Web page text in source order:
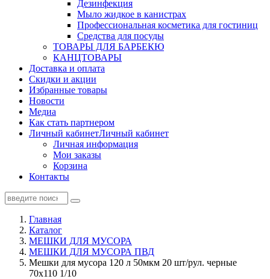
Дезинфекция
Мыло жидкое в канистрах
Профессиональная косметика для гостиниц
Средства для посуды
ТОВАРЫ ДЛЯ БАРБЕКЮ
КАНЦТОВАРЫ
Доставка и оплата
Скидки и акции
Избранные товары
Новости
Медиа
Как стать партнером
Личный кабинетЛичный кабинет
Личная информация
Мои заказы
Корзина
Контакты
Главная
Каталог
МЕШКИ ДЛЯ МУСОРА
МЕШКИ ДЛЯ МУСОРА ПВД
Мешки для мусора 120 л 50мкм 20 шт/рул. черные
70х110 1/10